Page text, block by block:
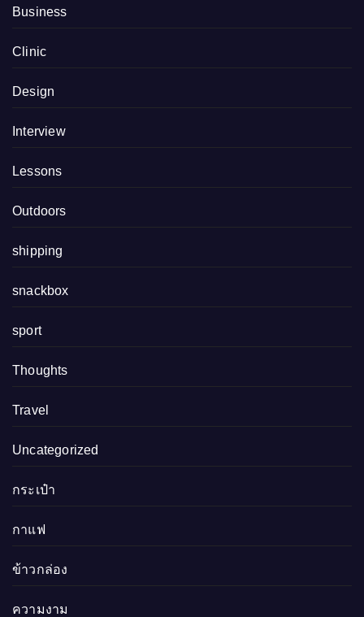
Business
Clinic
Design
Interview
Lessons
Outdoors
shipping
snackbox
sport
Thoughts
Travel
Uncategorized
กระเป๋า
กาแฟ
ข้าวกล่อง
ความงาม